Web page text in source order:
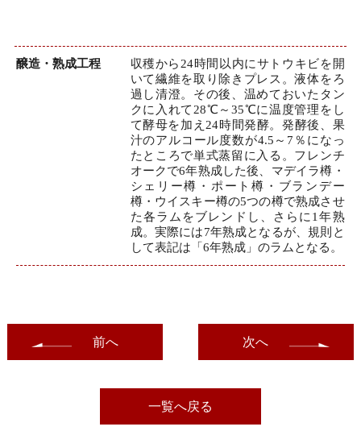
醸造・熟成工程
収穫から24時間以内にサトウキビを開
いて繊維を取り除きプレス。液体をろ
過し清澄。その後、温めておいたタン
クに入れて28℃～35℃に温度管理をし
て酵母を加え24時間発酵。発酵後、果
汁のアルコール度数が4.5～7％になっ
たところで単式蒸留に入る。フレンチ
オークで6年熟成した後、マデイラ樽・
シェリー樽・ポート樽・ブランデー
樽・ウイスキー樽の5つの樽で熟成させ
た各ラムをブレンドし、さらに1年熟
成。実際には7年熟成となるが、規則と
して表記は「6年熟成」のラムとなる。
前へ
一覧へ戻る
次へ